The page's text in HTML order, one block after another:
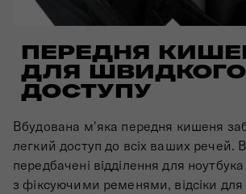
ПЕРЕДНЯ
ДЛЯ ШВИДКОГО
ДОСТУПУ
Вбудована м'яка передня кишеня
легкий доступ до всіх ваших речей.
передбачені відділення для
з фіксуючими ременями, відсіки